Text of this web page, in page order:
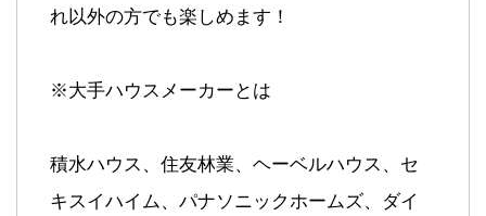
れ以外の方でも楽しめます！
※大手ハウスメーカーとは
積水ハウス、住友林業、ヘーベルハウス、セ
キスイハイム、パナソニックホームズ、ダイ